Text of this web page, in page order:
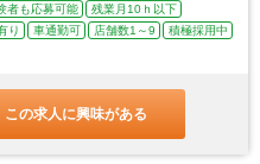
者も応募可能
残業月10ｈ以下
り 車通勤可 店舗数1～9
積極採用中
この求人に興味がある